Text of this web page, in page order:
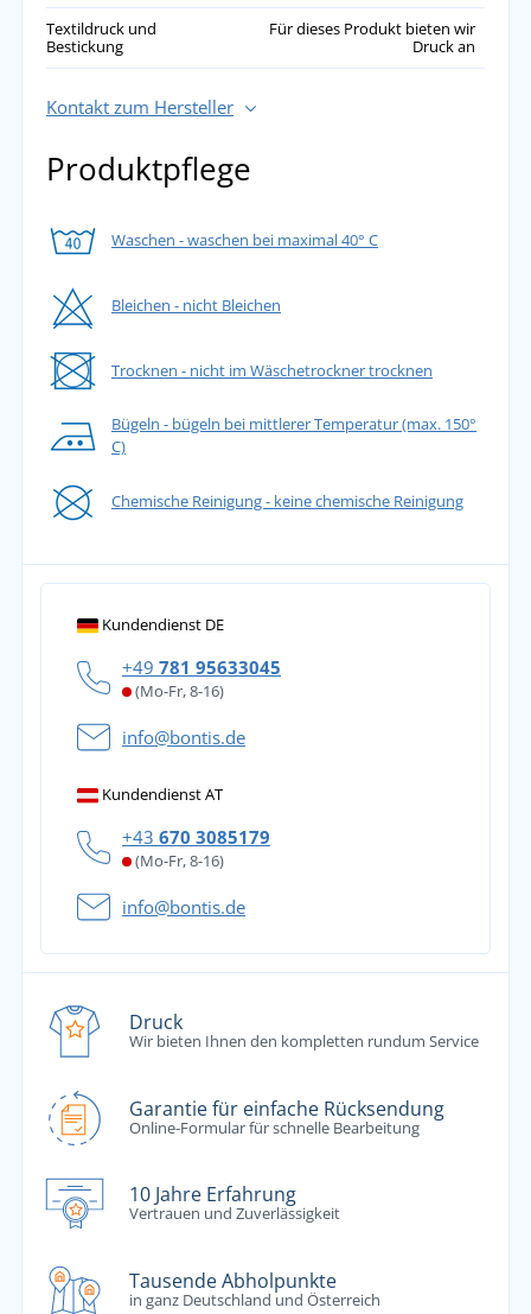
Textildruck und
Bestickung
Für dieses Produkt bieten wir
Druck an
Kontakt zum Hersteller
Produktpflege
Waschen - waschen bei maximal 40° C
Bleichen - nicht Bleichen
Trocknen - nicht im Wäschetrockner trocknen
Bügeln - bügeln bei mittlerer Temperatur (max. 150°
C)
Chemische Reinigung - keine chemische Reinigung
Kundendienst DE
+49 781 95633045
(Mo-Fr, 8-16)
info@bontis.de
Kundendienst AT
+43 670 3085179
(Mo-Fr, 8-16)
info@bontis.de
Druck
Wir bieten Ihnen den kompletten rundum Service
Garantie für einfache Rücksendung
Online-Formular für schnelle Bearbeitung
10 Jahre Erfahrung
Vertrauen und Zuverlässigkeit
Tausende Abholpunkte
in ganz Deutschland und Österreich